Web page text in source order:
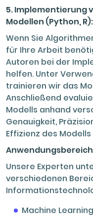
5. Implementierung
Modellen (Python, R):
Wenn Sie
für Ihre Arbeit
Autoren bei der
helfen. Unter
trainieren wir das
Anschließend
Modells anhand
Genauigkeit,
Effizienz des
Unsere Experten
verschiedenen
Machine